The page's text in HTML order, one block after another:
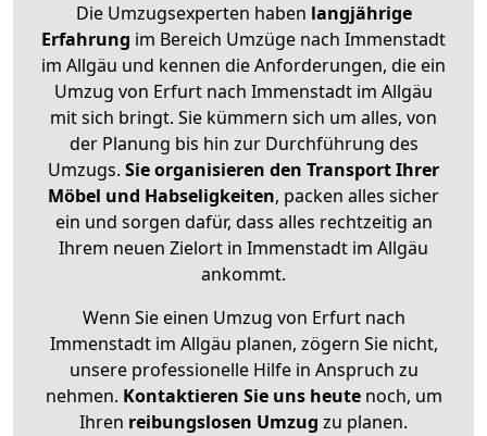
Die Umzugsexperten haben langjährige
Erfahrung im Bereich Umzüge nach Immenstadt
im Allgäu und kennen die Anforderungen, die ein
Umzug von Erfurt nach Immenstadt im Allgäu
mit sich bringt. Sie kümmern sich um alles, von
der Planung bis hin zur Durchführung des
Umzugs. Sie organisieren den Transport Ihrer
Möbel und Habseligkeiten, packen alles sicher
ein und sorgen dafür, dass alles rechtzeitig an
Ihrem neuen Zielort in Immenstadt im Allgäu
ankommt.
Wenn Sie einen Umzug von Erfurt nach
Immenstadt im Allgäu planen, zögern Sie nicht,
unsere professionelle Hilfe in Anspruch zu
nehmen. Kontaktieren Sie uns heutenoch, um
Ihren reibungslosen Umzug zu planen.